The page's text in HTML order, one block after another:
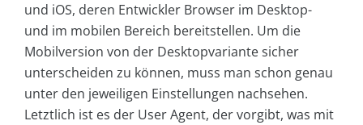
und iOS, deren Entwickler Browser im Desktop-
und im mobilen Bereich bereitstellen. Um die
Mobilversion von der Desktopvariante sicher
unterscheiden zu können, muss man schon genau
unter den jeweiligen Einstellungen nachsehen.
Letztlich ist es der User Agent, der vorgibt, was mit